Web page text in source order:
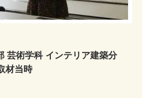
芸術学科 インテリア建築分
材当時